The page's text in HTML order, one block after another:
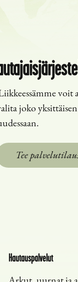
joko
Tee
Hautauspalvelut